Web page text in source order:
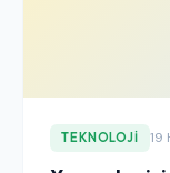
TEKNOLOJI 19